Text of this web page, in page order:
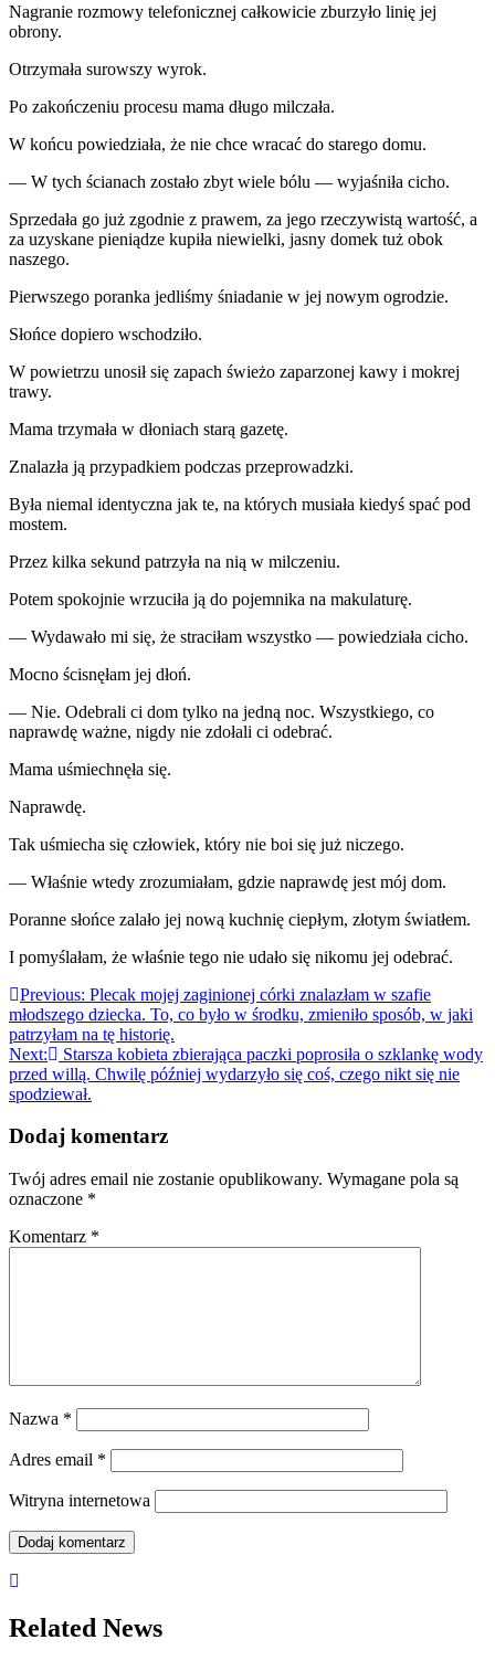
Nagranie rozmowy telefonicznej całkowicie zburzyło linię jej
obrony.
Otrzymała surowszy wyrok.
Po zakończeniu procesu mama długo milczała.
W końcu powiedziała, że nie chce wracać do starego domu.
— W tych ścianach zostało zbyt wiele bólu — wyjaśniła cicho.
Sprzedała go już zgodnie z prawem, za jego rzeczywistą wartość, a
za uzyskane pieniądze kupiła niewielki, jasny domek tuż obok
naszego.
Pierwszego poranka jedliśmy śniadanie w jej nowym ogrodzie.
Słońce dopiero wschodziło.
W powietrzu unosił się zapach świeżo zaparzonej kawy i mokrej
trawy.
Mama trzymała w dłoniach starą gazetę.
Znalazła ją przypadkiem podczas przeprowadzki.
Była niemal identyczna jak te, na których musiała kiedyś spać pod
mostem.
Przez kilka sekund patrzyła na nią w milczeniu.
Potem spokojnie wrzuciła ją do pojemnika na makulaturę.
— Wydawało mi się, że straciłam wszystko — powiedziała cicho.
Mocno ścisnęłam jej dłoń.
— Nie. Odebrali ci dom tylko na jedną noc. Wszystkiego, co
naprawdę ważne, nigdy nie zdołali ci odebrać.
Mama uśmiechnęła się.
Naprawdę.
Tak uśmiecha się człowiek, który nie boi się już niczego.
— Właśnie wtedy zrozumiałam, gdzie naprawdę jest mój dom.
Poranne słońce zalało jej nową kuchnię ciepłym, złotym światłem.
I pomyślałam, że właśnie tego nie udało się nikomu jej odebrać.
Nawigacja
wpisu
Previous: Plecak mojej zaginionej córki znalazłam w szafie
młodszego dziecka. To, co było w środku, zmieniło sposób, w jaki
patrzyłam na tę historię.
Next:
Starsza kobieta zbierająca paczki poprosiła o szklankę wody
przed willą. Chwilę później wydarzyło się coś, czego nikt się nie
spodziewał.
Dodaj komentarz
Twój adres email nie zostanie opublikowany. Wymagane pola są
oznaczone *
Komentarz *
Nazwa *
Adres email *
Witryna internetowa
Related News